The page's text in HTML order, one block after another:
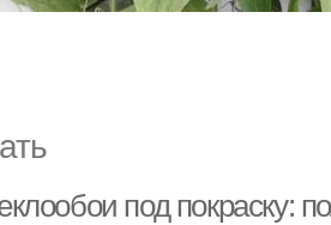
под покраску: